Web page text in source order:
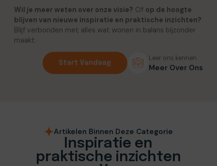
Wil je meer weten over onze visie? Of op de hoogte
blijven van nieuwe inspiratie en praktische inzichten?
Blijf verbonden met alles wat wonen in balans bijzonder
maakt.
Start Vandaag
Leer ons kennen
Meer Over Ons
Artikelen Binnen Deze Categorie
Inspiratie en
praktische inzichten